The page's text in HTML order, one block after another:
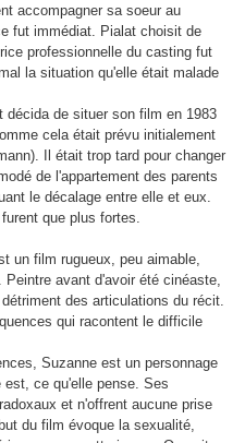
accompagner sa soeur au
fut immédiat. Pialat choisit de
professionnelle du casting fut
la situation qu'elle était malade
décida de situer son film en 1983
cela était prévu initialement
Il était trop tard pour changer
de l'appartement des parents
le décalage entre elle et eux.
que plus fortes.
un film rugueux, peu aimable,
Peintre avant d'avoir été cinéaste,
des articulations du récit.
qui racontent le difficile
Suzanne est un personnage
ce qu'elle pense. Ses
et n'offrent aucune prise
du film évoque la sexualité,